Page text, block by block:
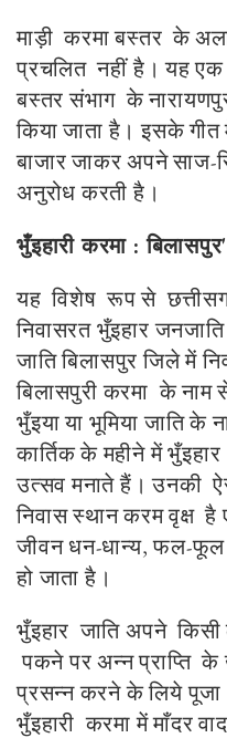
माड़ी करमा बस्तर के
प्रचलित नहीं है। यह एक
बस्तर संभाग के
किया जाता है। इसके गीत
बाजार जाकर अपने साज-
अनुरोध करती है।
भुँइहारी करमा : बिलासपुर'
यह विशेष रूप से
निवासरत भुँइहार
जाति बिलासपुर जिले में
बिलासपुरी करमा के नाम
भुँइया या भूमिया जाति के
कार्तिक के महीने में
उत्सव मनाते हैं। उनकी
निवास स्थान करम वृक्ष
जीवन धन-धान्य, फल-
हो जाता है।
भुँइहार जाति अपने
पकने पर अन्न प्राप्ति
प्रसन्न करने के लिये
भुँइहारी करमा में माँदर